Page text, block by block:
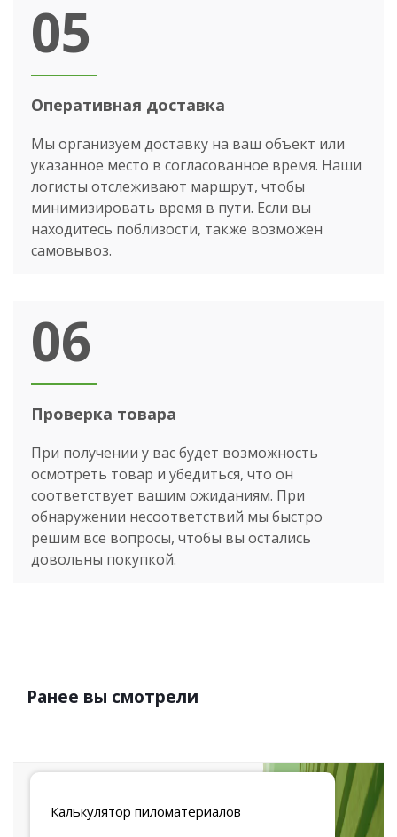
05
Оперативная доставка
Мы организуем доставку на ваш объект или
указанное место в согласованное время. Наши
логисты отслеживают маршрут, чтобы
минимизировать время в пути. Если вы
находитесь поблизости, также возможен
самовывоз.
06
Проверка товара
При получении у вас будет возможность
осмотреть товар и убедиться, что он
соответствует вашим ожиданиям. При
обнаружении несоответствий мы быстро
решим все вопросы, чтобы вы остались
довольны покупкой.
Ранее вы смотрели
Калькулятор пиломатериалов